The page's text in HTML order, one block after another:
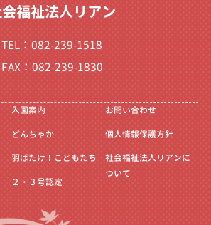
福祉法人リアン
TEL：082-239-1518
FAX：082-239-1830
入園案内
どんちゃか
羽ばたけ！こどもたち
２・３号認定
お問い合わせ
個人情報保護方針
社会福祉法人リアンに
ついて